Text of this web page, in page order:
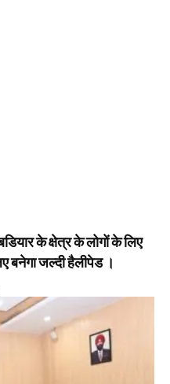
के क्षेत्र के लोगों के लिए
जल्दी हैलीपेड ।